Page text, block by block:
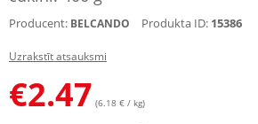
Producent: BELCANDO Produkta ID: 15386
Uzrakstīt atsauksmi
€2.47 (6.18 € / kg)